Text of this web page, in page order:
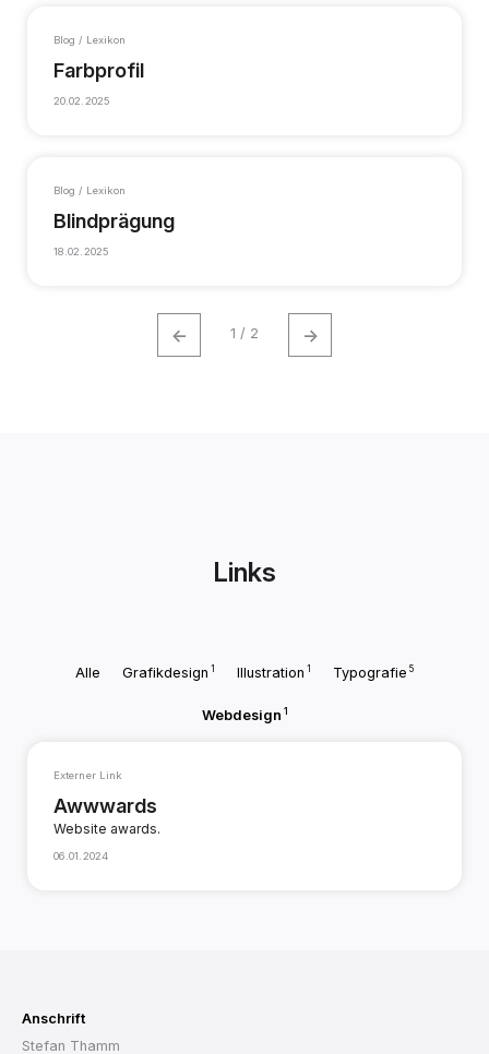
Blog / Lexikon
Farbprofil
20.02.2025
Blog / Lexikon
Blindprägung
18.02.2025
← 1 / 2 →
Links
Alle Grafikdesign 1 Illustration 1 Typografie 5
Webdesign 1
Externer Link
Awwwards
Website awards.
06.01.2024
Anschrift
Stefan Thamm